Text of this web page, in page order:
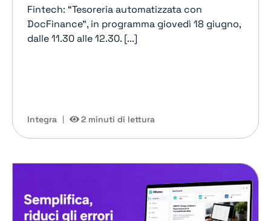
Fintech: “Tesoreria automatizzata con
DocFinance”, in programma giovedì 18 giugno,
dalle 11.30 alle 12.30. [...]
Integra 2 minuti di lettura